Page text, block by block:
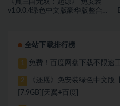
《真三国无双：起源》 免安装
v1.0.0.4绿色中文版豪华版整合
全站下载排行榜
1 免费！百度网盘下载不限速
2
《还愿》免安装绿色中文版
[7.9GB][天翼+百度]